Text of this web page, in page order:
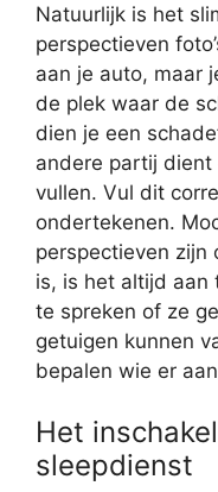
Natuurlijk is het
perspectieven
aan je auto, maar
de plek waar de
dien je een
andere partij
vullen. Vul dit
ondertekenen.
perspectieven zijn
is, is het altijd aan
te spreken of ze
getuigen kunnen
bepalen wie er
Het
sleepdienst